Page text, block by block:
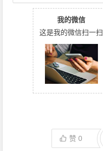
我的微信
这是我的微信扫一扫
赞0